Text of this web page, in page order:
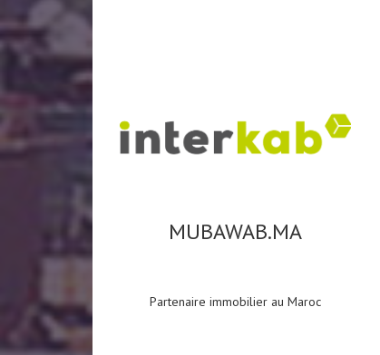
MUBAWAB.MA
Partenaire immobilier au Maroc